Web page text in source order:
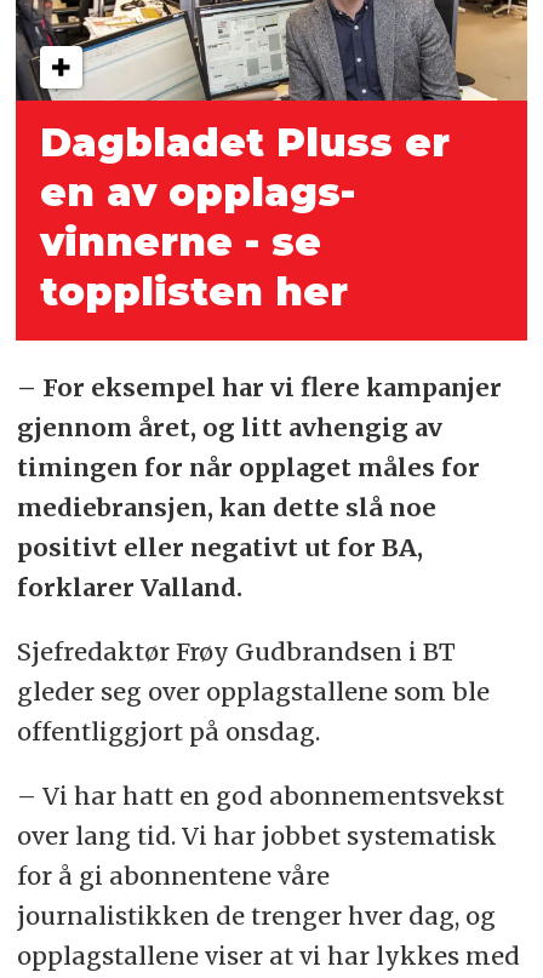
Dagbladet Pluss er
en av opplags­
vinnerne - se
topplisten her
– For eksempel har vi flere kampanjer
gjennom året, og litt avhengig av
timingen for når opplaget måles for
mediebransjen, kan dette slå noe
positivt eller negativt ut for BA,
forklarer Valland.
Sjefredaktør Frøy Gudbrandsen i BT
gleder seg over opplagstallene som ble
offentliggjort på onsdag.
– Vi har hatt en god abonnementsvekst
over lang tid. Vi har jobbet systematisk
for å gi abonnentene våre
journalistikken de trenger hver dag, og
opplagstallene viser at vi har lykkes med